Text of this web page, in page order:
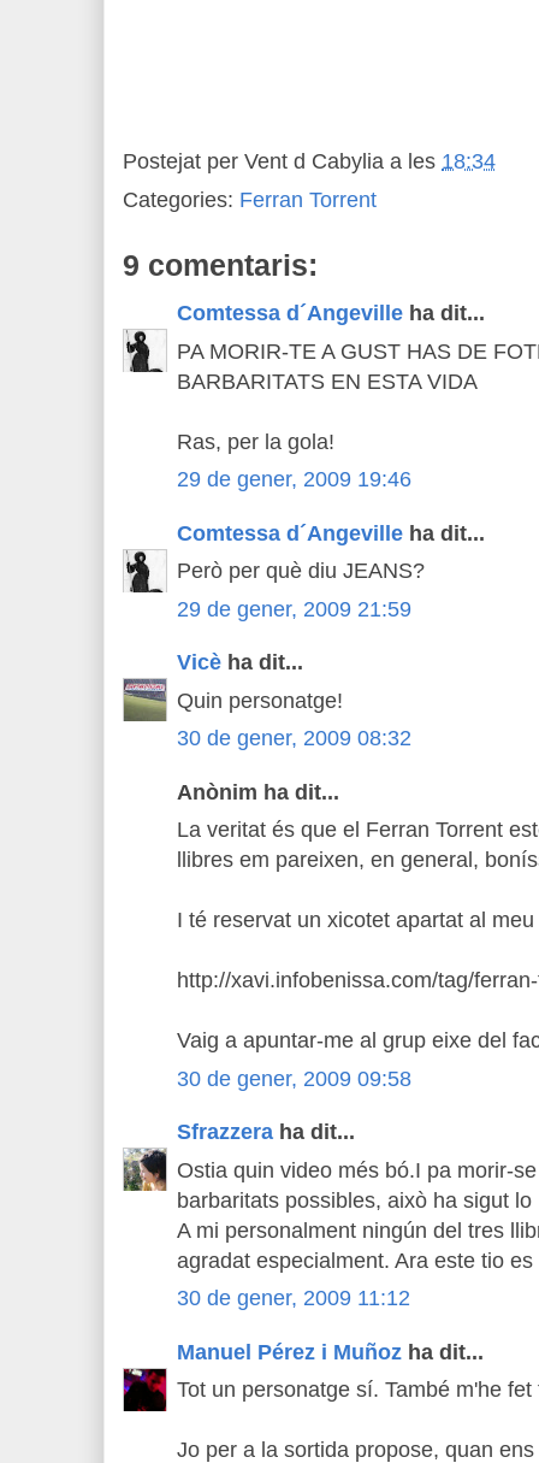
Postejat per Vent d Cabylia a les 18:34
Categories: Ferran Torrent
9 comentaris:
Comtessa d´Angeville ha dit...
PA MORIR-TE A GUST HAS DE
BARBARITATS EN ESTA VIDA
Ras, per la gola!
29 de gener, 2009 19:46
Comtessa d´Angeville ha dit...
Però per què diu JEANS?
29 de gener, 2009 21:59
Vicè ha dit...
Quin personatge!
30 de gener, 2009 08:32
Anònim ha dit...
La veritat és que el Ferran Torrent
llibres em pareixen, en general,
I té reservat un xicotet apartat al
http://xavi.infobenissa.com/tag/
Vaig a apuntar-me al grup eixe del
30 de gener, 2009 09:58
Sfrazzera ha dit...
Ostia quin video més bó.I pa morir-
barbaritats possibles, això ha sigut lo
A mi personalment ningún del tres
agradat especialment. Ara este tio
30 de gener, 2009 11:12
Manuel Pérez i Muñoz ha dit...
Tot un personatge sí. També m'he
Jo per a la sortida propose, quan